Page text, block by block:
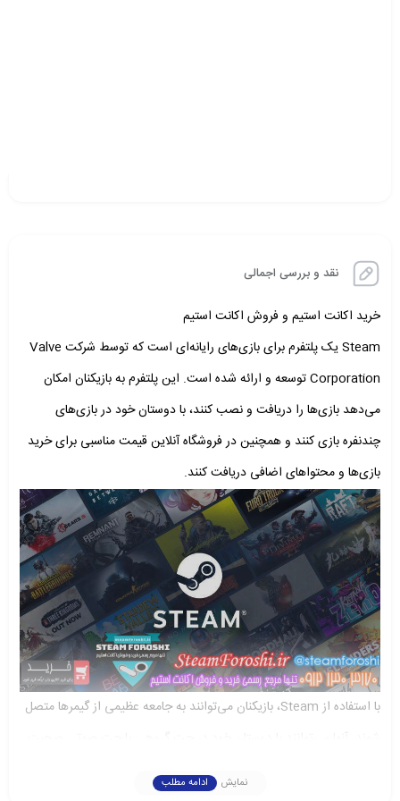
نقد و بررسی اجمالی
خرید اکانت استیم و فروش اکانت استیم
Steam یک پلتفرم برای بازی‌های رایانه‌ای است که توسط شرکت Valve
Corporation توسعه و ارائه شده است. این پلتفرم به بازیکنان امکان
می‌دهد بازی‌ها را دریافت و نصب کنند، با دوستان خود در بازی‌های
چندنفره بازی کنند و همچنین در فروشگاه آنلاین قیمت مناسبی برای خرید
بازی‌ها و محتواهای اضافی دریافت کنند.
با استفاده از Steam، بازیکنان می‌توانند به جامعه عظیمی از گیمرها متصل
نمایش ادامه مطلب